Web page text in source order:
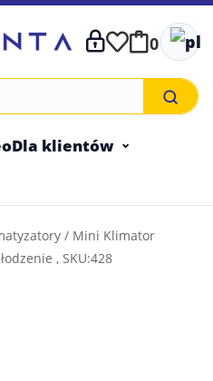
0
Dla klientów
/ Mini Klimator
, SKU:428